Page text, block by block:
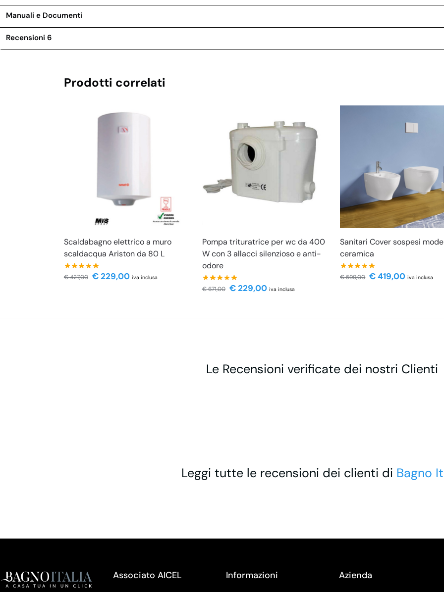
Manuali e Documenti
Recensioni 6
Prodotti correlati
Scaldabagno elettrico a muro
scaldacqua Ariston da 80 L
€427,00 €229,00 iva inclusa
Pompa trituratrice per wc da 400
W con 3 allacci silenzioso e anti-
odore
€671,00 €229,00 iva inclusa
Sanitari Cover sospesi
ceramica
€599,00 €419,00 iva inclusa
Le Recensioni verificate dei nostri Clienti
Leggi tutte le recensioni dei clienti di Bagno
Associato AICEL Informazioni Azienda